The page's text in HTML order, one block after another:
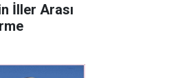
İller Arası